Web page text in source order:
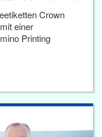
Crown
einer
Printing